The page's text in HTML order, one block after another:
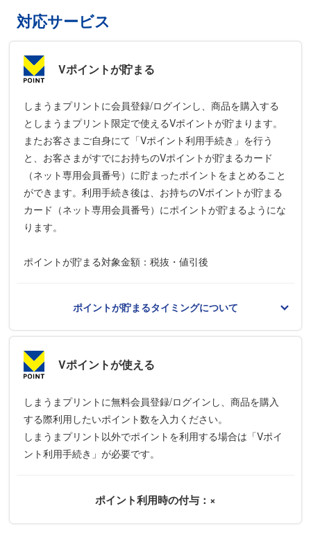
対応サービス
Vポイントが貯まる
しまうまプリントに会員登録/ログインし、商品を購入する
としまうまプリント限定で使えるVポイントが貯まります。
またお客さまご自身にて「Vポイント利用手続き」を行う
と、お客さまがすでにお持ちのVポイントが貯まるカード
（ネット専用会員番号）に貯まったポイントをまとめること
ができます。利用手続き後は、お持ちのVポイントが貯まる
カード（ネット専用会員番号）にポイントが貯まるようにな
ります。
ポイントが貯まる対象金額：税抜・値引後
ポイントが貯まるタイミングについて
Vポイントが使える
しまうまプリントに無料会員登録/ログインし、商品を購入
する際利用したいポイント数を入力ください。
しまうまプリント以外でポイントを利用する場合は「Vポイ
ント利用手続き」が必要です。
ポイント利用時の付与：×